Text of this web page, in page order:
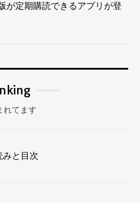
が定期購読できるアプリが登
れてます
みと目次